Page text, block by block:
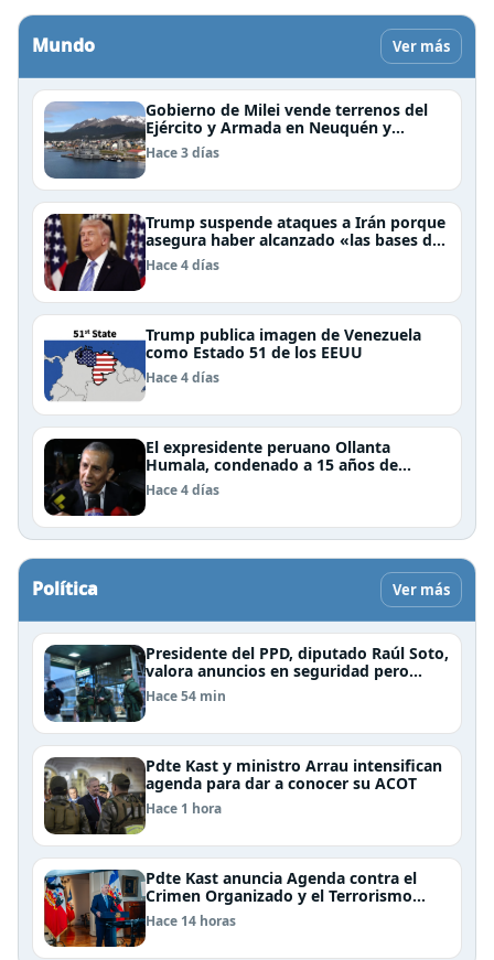
Mundo Ver más
Gobierno de Milei vende terrenos del
Ejército y Armada en Neuquén y
Ushuaia
Hace 3 días
Trump suspende ataques a Irán porque
asegura haber alcanzado «las bases de
un acuerdo»
Hace 4 días
Trump publica imagen de Venezuela
como Estado 51 de los EEUU
Hace 4 días
El expresidente peruano Ollanta
Humala, condenado a 15 años de
cárcel, sale libre al anularse su caso
Hace 4 días
Política Ver más
Presidente del PPD, diputado Raúl Soto,
valora anuncios en seguridad pero
advierte ausencia clave: alzamiento del
secreto bancario
Hace 54 min
Pdte Kast y ministro Arrau intensifican
agenda para dar a conocer su ACOT
Hace 1 hora
Pdte Kast anuncia Agenda contra el
Crimen Organizado y el Terrorismo
(ACOT)
Hace 14 horas